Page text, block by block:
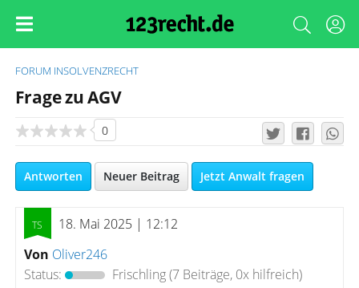
FORUM INSOLVENZRECHT
Frage zu AGV
0
Antworten Neuer Beitrag Jetzt Anwalt fragen
18. Mai 2025 | 12:12
Von Oliver246
Status:
Frischling(7 Beiträge, 0x hilfreich)